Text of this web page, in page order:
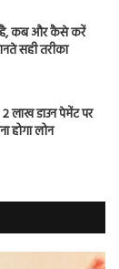
है, कब और कैसे करें
सही तरीका
लाख डाउन पेमेंट पर
होगा लोन